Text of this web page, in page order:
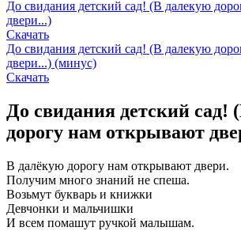
До свидания детский сад! (В далекую
двери...)
Скачать
До свидания детский сад! (В далекую
двери...) (минус)
Скачать
До свидания детский сад!
дорогу нам открывают
В далёкую дорогу нам открывают двери.
Получим много знаний не спеша.
Возьмут букварь и книжки
Девчонки и мальчишки
И всем помашут ручкой малышам.